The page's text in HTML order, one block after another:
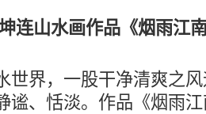
连山水画作品《烟雨江
世界，一股干净清爽之
谧、恬淡。作品《烟雨